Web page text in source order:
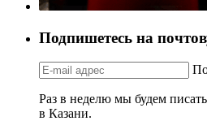
Подпишетесь на
Раз в неделю мы будем
в Казани.